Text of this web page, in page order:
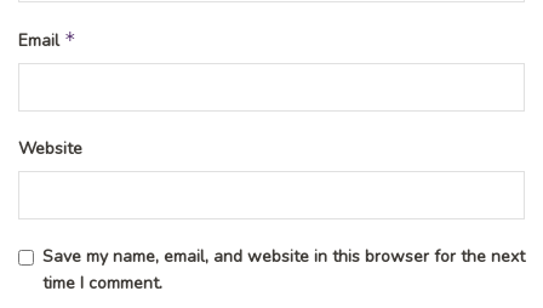
Email *
Website
Save my name, email, and website in this browser for the next
time I comment.